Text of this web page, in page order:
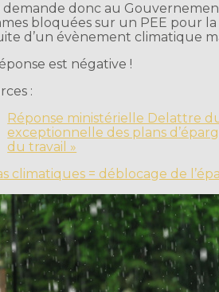
demande donc au
bloquées sur un PEE pour
d’un évènement climatique
est négative !
:
Réponse ministérielle Delattre
exceptionnelle des plans
du travail »
climatiques = déblocage de